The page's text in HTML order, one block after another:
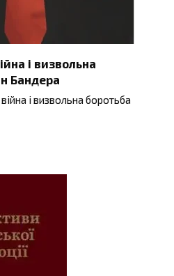
і визвольна
Бандера
і визвольна боротьба